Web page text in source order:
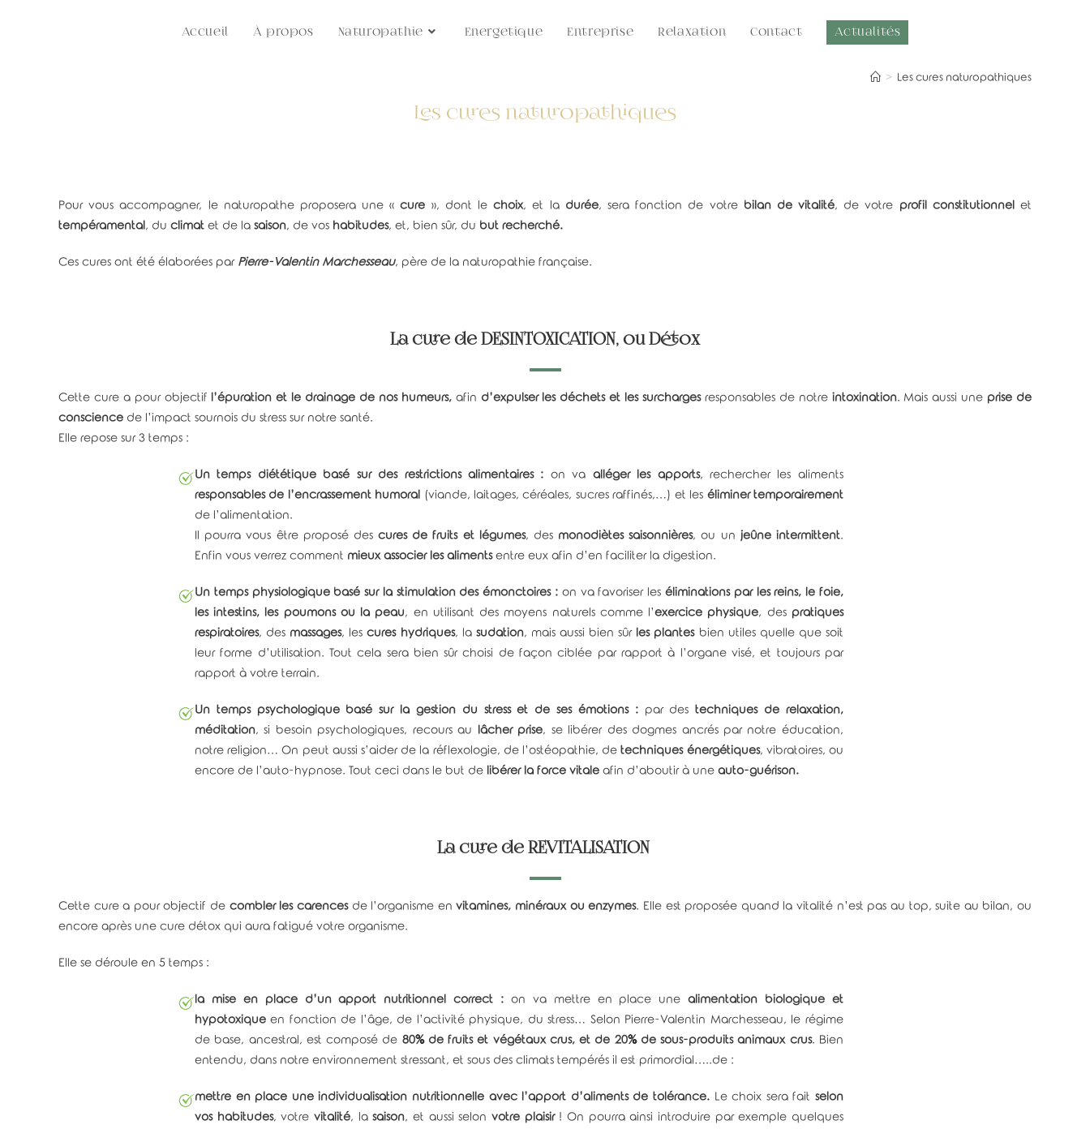
Accueil À propos Naturopathie Energetique Entreprise Relaxation Contact Actualités
Les cures naturopathiques
> Les cures naturopathiques
Pour vous accompagner, le naturopathe proposera une «cure », dont lechoix, et la durée, sera fonction de votre bilan de vitalité, de votre profil constitutionnelet
tempéramental, du climat et de la saison, de vos habitudes, et, bien sûr, du but recherché.
Ces cures ont été élaborées par Pierre-Valentin Marchesseau, père de la naturopathie française.
La cure de DESINTOXICATION, ou Détox
Cette cure a pour objectif l’épuration et le drainage de nos humeurs,afin d’expulser les déchets et les surchargesresponsables de notre intoxination. Mais aussi une prise de
conscience de l’impact sournois du stress sur notre santé.
Elle repose sur 3 temps :
Un temps diététique basé sur des restrictions alimentaires : on va alléger les apports, rechercher les aliments
responsables de l’encrassement humoral (viande, laitages, céréales, sucres raffinés,…) et les éliminer temporairement
de l’alimentation.
Il pourra vous être proposé descures de fruits et légumes, des monodiètes saisonnières, ou un jeûne intermittent.
Enfin vous verrez comment mieux associer les alimentsentre eux afin d’en faciliter la digestion.
Un temps physiologique basé sur la stimulation des émonctoires : on va favoriser les éliminations par les reins, le foie,
les intestins, les poumons ou la peau, en utilisant des moyens naturels comme l’exercice physique, des pratiques
respiratoires, des massages, lescures hydriques, la sudation, mais aussi bien sûr les plantesbien utiles quelle que soit
leur forme d’utilisation. Tout cela sera bien sûr choisi de façon ciblée par rapport à l’organe visé, et toujours par
rapport à votre terrain.
Un temps psychologique basé sur la gestion du stress et de ses émotions : par destechniques de relaxation,
méditation, si besoin psychologiques, recours au lâcher prise, se libérer des dogmes ancrés par notre éducation,
notre religion… On peut aussi s’aider de la réflexologie, de l’ostéopathie, detechniques énergétiques, vibratoires, ou
encore de l’auto-hypnose. Tout ceci dans le but de libérer la force vitale afin d’aboutir à une auto-guérison.
La cure de REVITALISATION
Cette cure a pour objectif de combler les carencesde l’organisme envitamines, minéraux ou enzymes. Elle est proposée quand la vitalité n’est pas au top, suite au bilan, ou
encore après une cure détox qui aura fatigué votre organisme.
Elle se déroule en 5 temps :
la mise en place d’un apport nutritionnel correct : on va mettre en place unealimentation biologique et
hypotoxique en fonction de l’âge, de l’activité physique, du stress… Selon Pierre-Valentin Marchesseau, le régime
de base, ancestral, est composé de 80% de fruits et végétaux crus, et de 20% de sous-produits animaux crus. Bien
entendu, dans notre environnement stressant, et sous des climats tempérés il est primordial…..de :
mettre en place une individualisation nutritionnelle avec l’apport d’aliments de tolérance.Le choix sera fait selon
vos habitudes, votre vitalité, lasaison, et aussi selon votre plaisir! On pourra ainsi introduire par exemple quelques